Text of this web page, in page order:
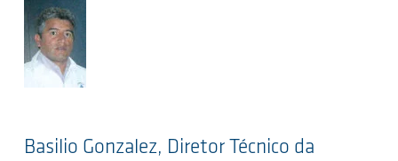
Basilio Gonzalez, Diretor Técnico da